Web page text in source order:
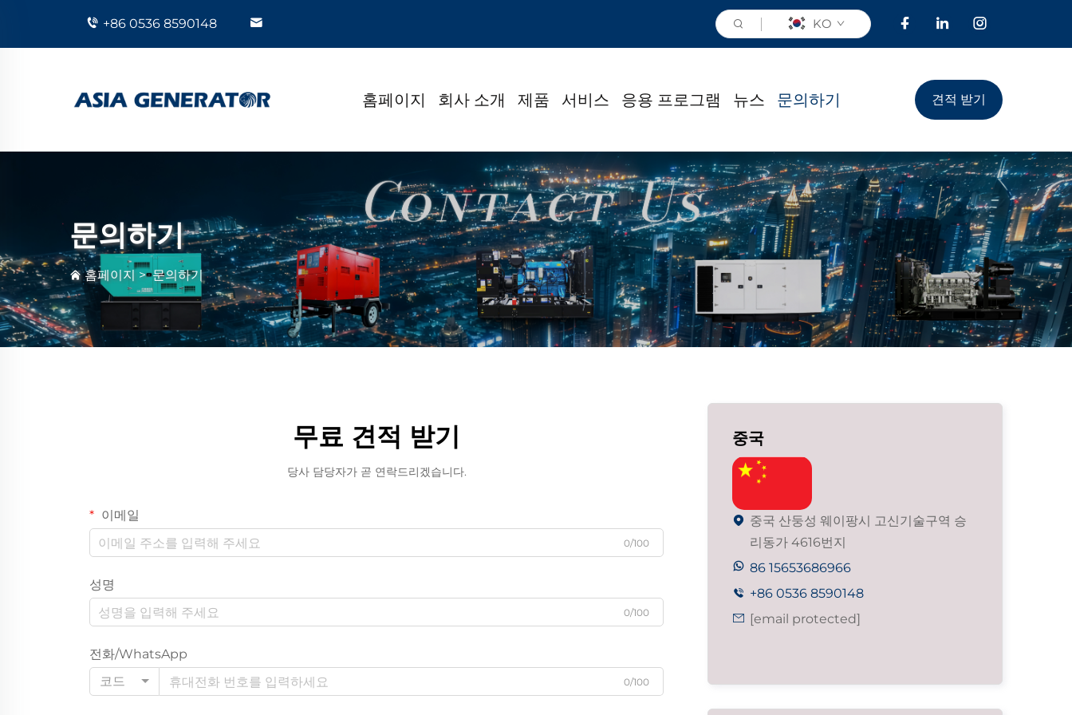
+86 0536 8590148 KO
홈페이지 회사 소개 제품 서비스 응용 프로그램 뉴스 문의하기 견적 받기
문의하기
홈페이지 >문의하기
무료 견적 받기
당사 담당자가 곧 연락드리겠습니다.
이메일
0/100
성명
0/100
전화/WhatsApp
코드
0/100
중국
 중국 산둥성 웨이팡시 고신기술구역 승
리동가 4616번지
86 15653686966
 +86 0536 8590148
 [email protected]